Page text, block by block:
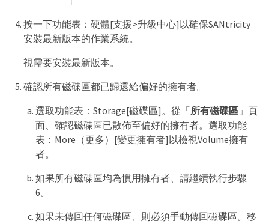
按一下功能表：硬體[支援>升級中心]以確保SANtricity
安裝最新版本的作業系統。
視需要安裝最新版本。
確認所有磁碟區都已歸還給偏好的擁有者。
選取功能表：Storage[磁碟區]。從「所有磁碟區」頁
面、確認磁碟區已散佈至偏好的擁有者。選取功能
表：More（更多）[變更擁有者]以檢視Volume擁有
者。
如果所有磁碟區均為慣用擁有者、請繼續執行步驟
6。
如果未傳回任何磁碟區、則必須手動傳回磁碟區。移